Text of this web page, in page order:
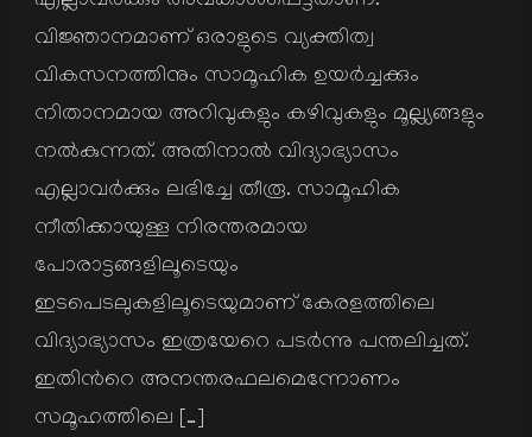
വിജ്ഞാനമാണ് ഒരാളുടെ വ്യക്തിത്വ
വികസനത്തിനും സാമൂഹിക ഉയര്‍ച്ചക്കും
നിതാനമായ അറിവുകളും കഴിവുകളും മൂല്ല്യങ്ങളും
നല്‍കുന്നത്. അതിനാല്‍ വിദ്യാഭ്യാസം
എല്ലാവര്‍ക്കും ലഭിച്ചേ തീരൂ. സാമൂഹിക
നീതിക്കായുള്ള നിരന്തരമായ
പോരാട്ടങ്ങളിലൂടെയും
ഇടപെടലുകളിലൂടെയുമാണ് കേരളത്തിലെ
വിദ്യാഭ്യാസം ഇത്രയേറെ പടര്‍ന്നു പന്തലിച്ചത്.
ഇതിന്‍റെ അനന്തരഫലമെന്നോണം
സമൂഹത്തിലെ […]